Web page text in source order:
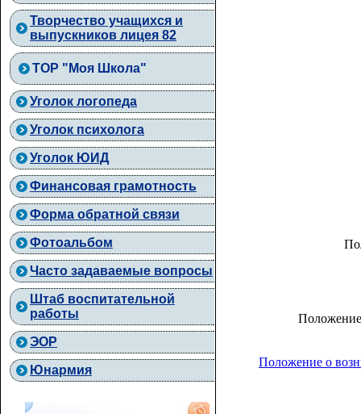
Творчество учащихся и
выпускников лицея 82
ТОР "Моя Школа"
Уголок логопеда
Уголок психолога
Уголок ЮИД
Финансовая грамотность
Форма обратной связи
Фотоальбом
Часто задаваемые вопросы
Штаб воспитательной
работы
ЭОР
Юнармия
Положение
Положение о